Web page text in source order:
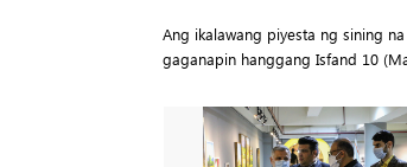
Ang ikalawang piyesta ng sining
gaganapin hanggang Isfand 10